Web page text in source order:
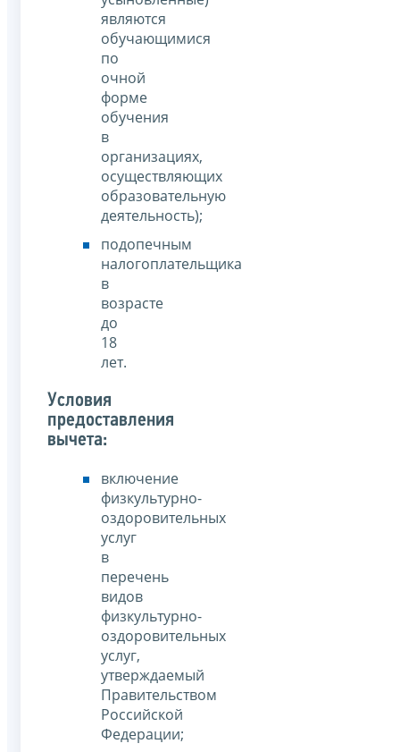
являются
обучающимися
по
очной
форме
обучения
в
организациях,
осуществляющих
образовательную
деятельность);
подопечным
налогоплательщика
в
возрасте
до
18
лет.
Условия
предоставления
вычета:
включение
физкультурно-
оздоровительных
услуг
в
перечень
видов
физкультурно-
оздоровительных
услуг,
утверждаемый
Правительством
Российской
Федерации;